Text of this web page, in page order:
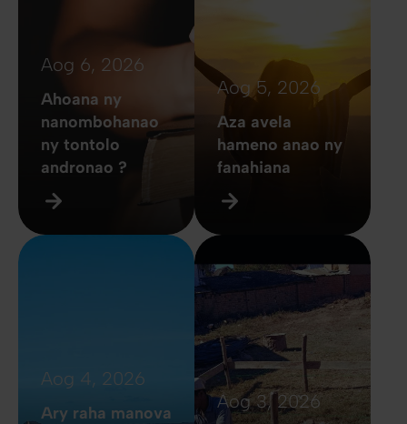
Aog 6, 2026
Ahoana ny
nanombohanao
ny tontolo
andronao ?
Aog 5, 2026
Aza avela
hameno anao ny
fanahiana
Aog 4, 2026
Ary raha manova
Aog 3, 2026